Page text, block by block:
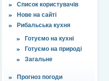
Список користувачів
Нове на сайті
Рибальська кухня
Готуємо на кухні
Готуємо на природі
Загальне
Прогноз погоди